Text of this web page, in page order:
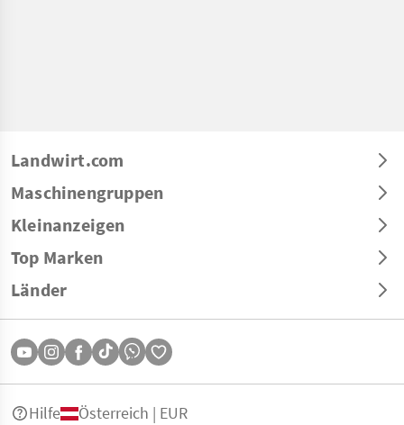
Landwirt.com
Maschinengruppen
Kleinanzeigen
Top Marken
Länder
Hilfe Österreich | EUR